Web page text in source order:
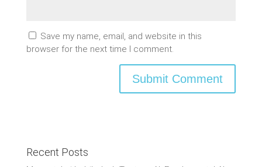
Save my name, email, and website in this
browser for the next time I comment.
Recent Posts